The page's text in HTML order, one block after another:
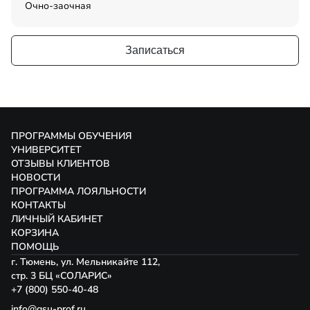
Очно-заочная
Записаться
ПРОГРАММЫ ОБУЧЕНИЯ
УНИВЕРСИТЕТ
ОТЗЫВЫ КЛИЕНТОВ
НОВОСТИ
ПРОГРАММА ЛОЯЛЬНОСТИ
КОНТАКТЫ
ЛИЧНЫЙ КАБИНЕТ
КОРЗИНА
ПОМОЩЬ
г. Тюмень, ул. Мельникайте 112,
стр. 3 БЦ «СОЛАРИС»
+7 (800) 550-40-48